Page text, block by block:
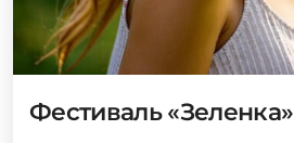
Фестиваль «Зеленка»